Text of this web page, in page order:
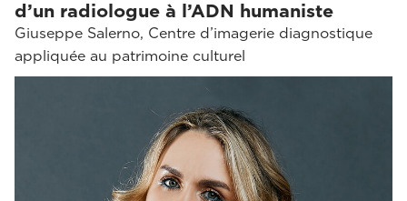
d’un radiologue à l’ADN humaniste
Giuseppe Salerno, Centre d’imagerie diagnostique
appliquée au patrimoine culturel